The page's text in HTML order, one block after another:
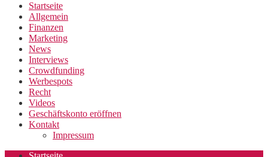
Startseite
Allgemein
Finanzen
Marketing
News
Interviews
Crowdfunding
Werbespots
Recht
Videos
Geschäftskonto eröffnen
Kontakt
Impressum